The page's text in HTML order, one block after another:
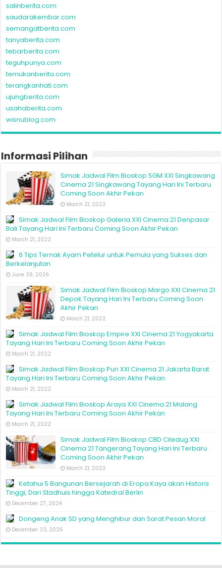
salinberita.com
saudarakembar.com
semangatberita.com
tanyaberita.com
tebarberita.com
teguhpunya.com
temukanberita.com
terangkanhati.com
ujungberita.com
usahaberita.com
wisnublog.com
Informasi Pilihan
Simak Jadwal Film Bioskop SGM XXI Singkawang
Cinema 21 Singkawang Tayang Hari Ini Terbaru
Coming Soon Akhir Pekan
March 21, 2022
Simak Jadwal Film Bioskop Galeria XXI Cinema 21 Denpasar
Bali Tayang Hari Ini Terbaru Coming Soon Akhir Pekan
March 21, 2022
6 Tips Ternak Ayam Petelur untuk Pemula yang Sukses dan
Berkelanjutan
June 28, 2026
Simak Jadwal Film Bioskop Margo XXI Cinema 21
Depok Tayang Hari Ini Terbaru Coming Soon
Akhir Pekan
March 21, 2022
Simak Jadwal Film Bioskop Empire XXI Cinema 21 Yogyakarta
Tayang Hari Ini Terbaru Coming Soon Akhir Pekan
March 21, 2022
Simak Jadwal Film Bioskop Puri XXI Cinema 21 Jakarta Barat
Tayang Hari Ini Terbaru Coming Soon Akhir Pekan
March 21, 2022
Simak Jadwal Film Bioskop Araya XXI Cinema 21 Malang
Tayang Hari Ini Terbaru Coming Soon Akhir Pekan
March 21, 2022
Simak Jadwal Film Bioskop CBD Ciledug XXI
Cinema 21 Tangerang Tayang Hari Ini Terbaru
Coming Soon Akhir Pekan
March 21, 2022
Ketahui 5 Bangunan Bersejarah di Eropa Kaya akan Historis
Tinggi, Dari Stadhuis hingga Katedral Berlin
December 27, 2024
Dongeng Anak SD yang Menghibur dan Sarat Pesan Moral
December 23, 2025